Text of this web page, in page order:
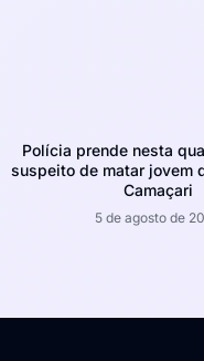
Polícia prende nesta
suspeito de matar jovem
Camaçari
5 de agosto de